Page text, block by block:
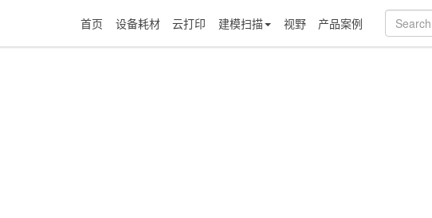
首页 设备耗材 云打印 建模扫描 视野 产品案例